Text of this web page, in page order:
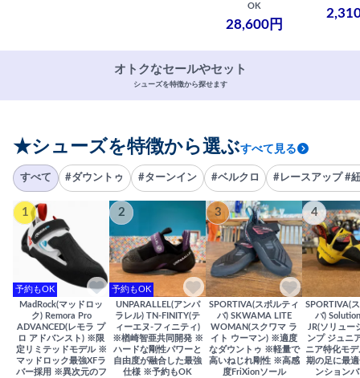
OK
28,600円
オトクなセールやセット
シューズを特徴から探せます
★シューズを特徴から選ぶすべて見る
すべて #ダウントゥ #ターンイン #ベルクロ #レースアップ #
1
予約もOK
MadRock(マッドロッ
ク) Remora Pro
ADVANCED(レモラ プ
ロ アドバンスト) ※限
定リミテッドモデル ※
マッドロック最強XFラ
バー採用 ※異次元のフ
2
予約もOK
UNPARALLEL(アンパ
ラレル) TN-FINITY(テ
ィーエヌ-フィニティ)
※楢崎智亜共同開発 ※
ハードな剛性パワーと
自由度が融合した最強
仕様 ※予約もOK
3
SPORTIVA(スポルティ
バ) SKWAMA LITE
WOMAN(スクワマ ラ
イト ウーマン) ※適度
なダウントゥ ※軽量で
高いねじれ剛性 ※高感
度FriXionソール
4
SPORTIVA(
バ)
JR(ソリュー
ンプ ジュニ
ニア特化モ
期の足に最
ンション